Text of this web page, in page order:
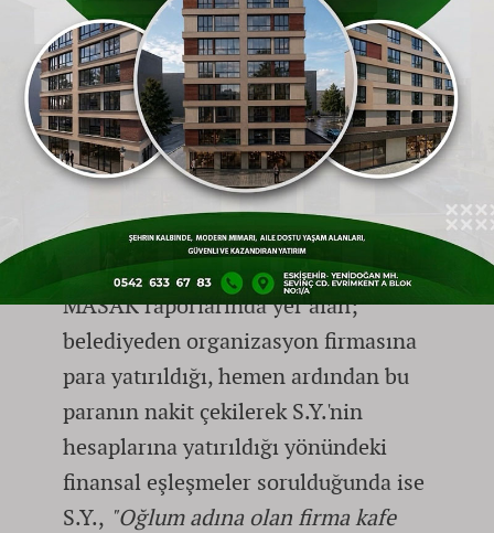
etti:"Yemek bazı zamanlar aşevinden
hazırlanıp düğün salonuna götürüldü,
bazı zamanlar firma kendisi hazırladı.
Ama aşevinden giden yemekler için
firma kendisi hazırlamış gibi fatura
tanzim etmedi. Bu iddialar iftiradır."
Oğlunun Kafesini Öne Sürdü:
MASAK raporlarında yer alan;
belediyeden organizasyon firmasına
para yatırıldığı, hemen ardından bu
paranın nakit çekilerek S.Y.'nin
hesaplarına yatırıldığı yönündeki
finansal eşleşmeler sorulduğunda ise
S.Y., "Oğlum adına olan firma kafe